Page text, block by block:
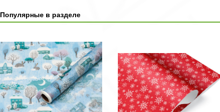
Популярные в разделе